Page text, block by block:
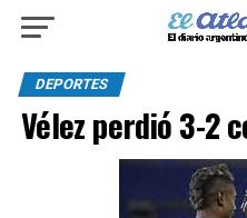
DEPORTES
Vélez perdió 3-2